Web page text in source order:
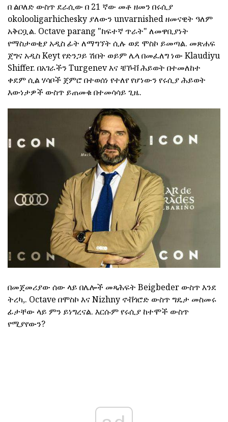
በ ልቦለድ ውስጥ ደራሲው በ 21 ኛው መቶ ዘመን በሩሲያ
okolooligarhichesky ያለውን unvarnished ዘመናዊት ዓለም
አቅርቧል. Octave parang "ከፍተኛ ጥራት" ለመዋቢያነት
የማስታወቂያ አዲስ ፊት ለማግኘት ሲሉ ወደ ሞስኮ ይመጣል. መጽሐፍ
ጀግና አዲስ Keyt የድንጋይ ሽበት ወይም ሌላ በመፈለግ ነው Klaudiyu
Shiffer. በአገራችን Turgenev እና ቼኾቭ ሕይወት በተመለከተ
ቀደም ሲል ሃሳቦች ጀምሮ በተወሰነ የተለየ የሆነውን የሩሲያ ሕይወት
እውነታዎች ውስጥ ይጠመቁ በተመሳሳይ ጊዜ.
በመጀመሪያው ሰው ላይ በሌሎች መጻሕፍት Beigbeder ውስጥ እንደ
ትረካ,. Octave በሞስኮ እና Nizhny ኖቭጎሮድ ውስጥ ግዴታ መስመሩ
ፊታቸው ላይ ምን ይነግረናል. እርሱም የሩሲያ ከተሞች ውስጥ
የሚያየውን?